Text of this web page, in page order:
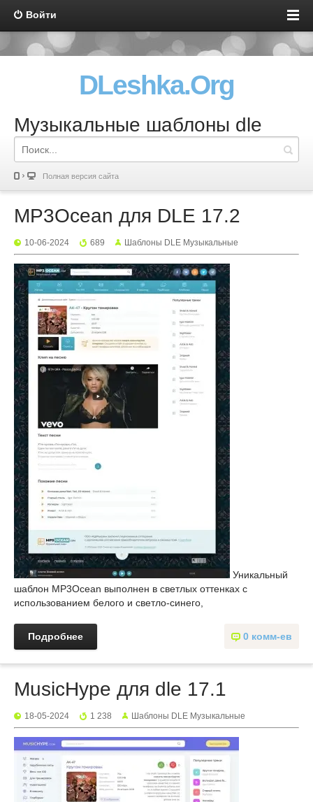
Войти
DLeshka.Org
Музыкальные шаблоны dle
Полная версия сайта
MP3Ocean для DLE 17.2
10-06-2024 689 Шаблоны DLE Музыкальные
Уникальный
шаблон MP3Ocean выполнен в светлых оттенках с
использованием белого и светло-синего,
0 комм-ев
Подробнее
MusicHype для dle 17.1
18-05-2024 1 238 Шаблоны DLE Музыкальные